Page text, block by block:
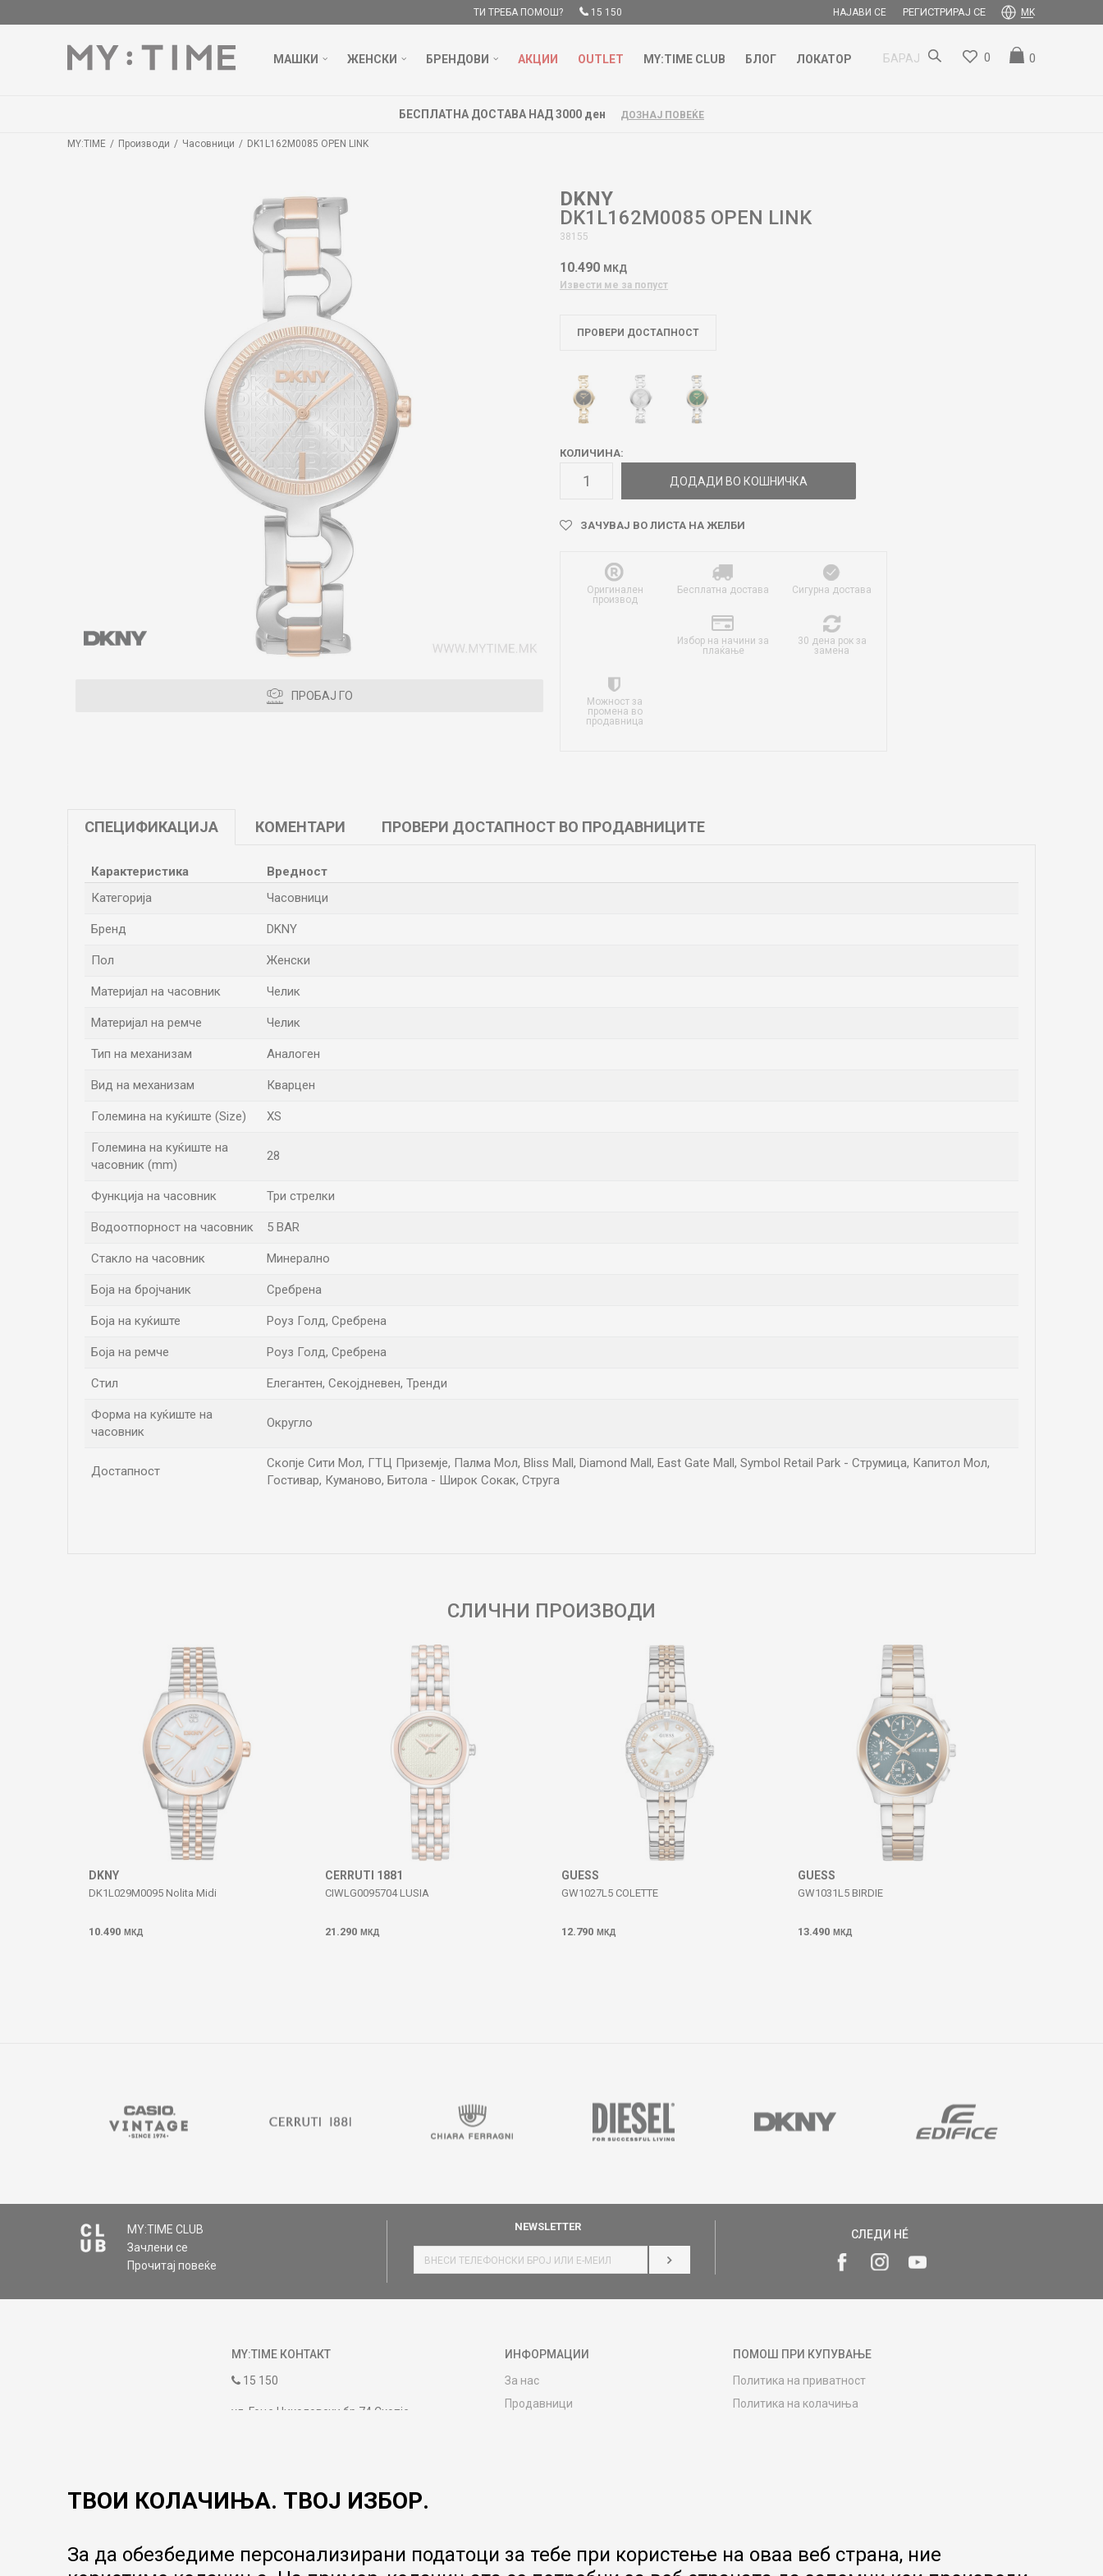
ТИ ТРЕБА ПОМОШ? 15 150 НАЈАВИ СЕ РЕГИСТРИРАЈ СЕ MK
МАШКИ ЖЕНСКИ БРЕНДОВИ АКЦИИ OUTLET MY:TIME CLUB БЛОГ ЛОКАТОР БАРАЈ 0
0
БЕСПЛАТНА ДОСТАВА НАД 3000 ден ДОЗНАЈ ПОВЕЌЕ
MY:TIME Производи Часовници DK1L162M0085 OPEN LINK
ПРОБАЈ ГО
DKNY
DK1L162M0085 OPEN LINK
38155
10.490 МКД
Извести ме за попуст
ПРОВЕРИ ДОСТАПНОСТ
КОЛИЧИНА:
ДОДАДИ ВО КОШНИЧКА
ЗАЧУВАЈ ВО ЛИСТА НА ЖЕЛБИ
Оригинален
производ
Бесплатна достава Сигурна достава
Избор на начини за
плаќање
30 дена рок за
замена
Можност за
промена во
продавница
СПЕЦИФИКАЦИЈА КОМЕНТАРИ ПРОВЕРИ ДОСТАПНОСТ ВО ПРОДАВНИЦИТЕ
Карактеристика
Вредност
Категорија
Часовници
Бренд DKNY
Пол Женски
Материјал на часовник Челик
Материјал на ремче Челик
Тип на механизам Аналоген
Вид на механизам Кварцен
Големина на куќиште (Size) XS
Големина на куќиште на
часовник (mm)
28
Функција на часовник Три стрелки
Водоотпорност на часовник 5 BAR
Стакло на часовник Минерално
Боја на бројчаник Сребрена
Боја на куќиште Роуз Голд, Сребрена
Боја на ремче Роуз Голд, Сребрена
Стил Елегантен, Секојдневен, Тренди
Форма на куќиште на
часовник
Округло
Достапност
Скопје Сити Мол, ГТЦ Приземје, Палма Мол, Bliss Mall, Diamond Mall, East Gate Mall, Symbol Retail Park - Струмица, Капитол Мол,
Гостивар, Куманово, Битола - Широк Сокак, Струга
СЛИЧНИ ПРОИЗВОДИ
DKNY
DK1L029M0095 Nolita Midi
10.490 МКД
CERRUTI 1881
CIWLG0095704 LUSIA
21.290 МКД
GUESS
GW1027L5 COLETTE
12.790 МКД
GUESS
GW1031L5 BIRDIE
13.490 МКД
MY:TIME CLUB
Зачлени се
Прочитај повеќе
NEWSLETTER
НАЈАВИ СЕ
СЛЕДИ НÉ
MY:TIME КОНТАКТ
15 150
ул. Гоце Николовски бр.74 Скопје
09:00 до 17:00
ИНФОРМАЦИИ
За нас
Продавници
Гаранција за производ
ПОМОШ ПРИ КУПУВАЊЕ
Политика на приватност
Политика на колачиња
Product Finder
ТВОИ КОЛАЧИЊА. ТВОЈ ИЗБОР.
За да обезбедиме персонализирани податоци за тебе при користење на оваа веб страна, ние